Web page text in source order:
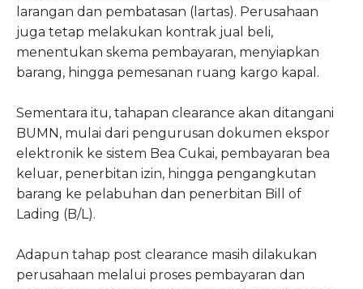
larangan dan pembatasan (lartas). Perusahaan
juga tetap melakukan kontrak jual beli,
menentukan skema pembayaran, menyiapkan
barang, hingga pemesanan ruang kargo kapal.
Sementara itu, tahapan clearance akan ditangani
BUMN, mulai dari pengurusan dokumen ekspor
elektronik ke sistem Bea Cukai, pembayaran bea
keluar, penerbitan izin, hingga pengangkutan
barang ke pelabuhan dan penerbitan Bill of
Lading (B/L).
Adapun tahap post clearance masih dilakukan
perusahaan melalui proses pembayaran dan